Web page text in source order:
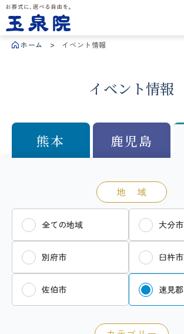
お葬式に、選べる自由を。玉泉院
ホーム イベント情報
イベント情報
熊本 鹿児島
地 域
全ての地域 大分市
別府市 臼杵市
佐伯市 速見郡